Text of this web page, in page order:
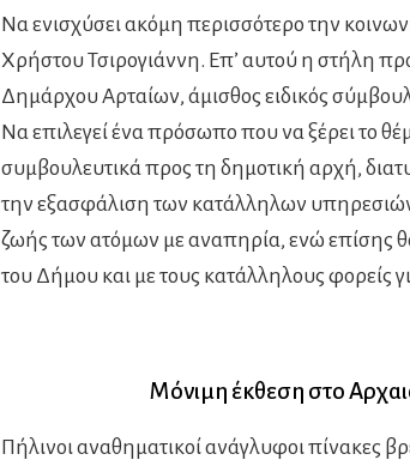
Να ενισχύσει ακόμη περισσότερο την
Χρήστου Τσιρογιάννη. Επ’ αυτού η στήλη
Δημάρχου Αρταίων, άμισθος ειδικός
Να επιλεγεί ένα πρόσωπο που να ξέρει το
συμβουλευτικά προς τη δημοτική αρχή,
την εξασφάλιση των κατάλληλων
ζωής των ατόμων με αναπηρία, ενώ επίσης
του Δήμου και με τους κατάλληλους φορείς
Μόνιμη έκθεση στο
Πήλινοι αναθηματικοί ανάγλυφοι πίνακες